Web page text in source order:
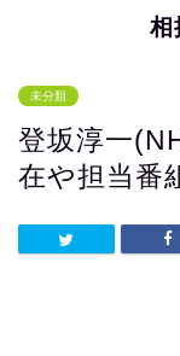
相
未分類
登坂淳一
在や担当番